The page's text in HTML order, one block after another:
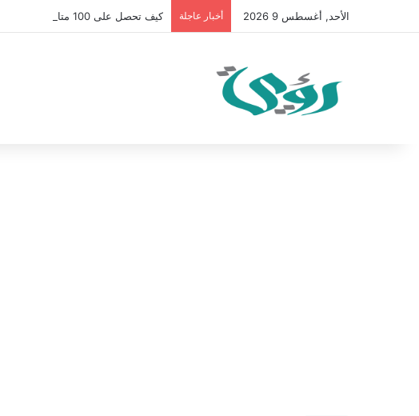
الأحد, أغسطس 9 2026 أخبار عاجلة كيف تحصل على 100 متابع يوميًا على “انستقرام” في 2026 بدون إعلانات